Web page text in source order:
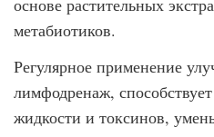
основе растительных
метабиотиков.
Регулярное применение
лимфодренаж,
жидкости и токсинов,